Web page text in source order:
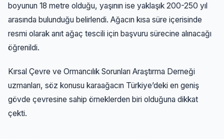
boyunun 18 metre olduğu, yaşının ise yaklaşık 200-250 yıl
arasında bulunduğu belirlendi. Ağacın kısa süre içerisinde
resmi olarak anıt ağaç tescili için başvuru sürecine alınacağı
öğrenildi.
Kırsal Çevre ve Ormancılık Sorunları Araştırma Derneği
uzmanları, söz konusu karaağacın Türkiye’deki en geniş
gövde çevresine sahip örneklerden biri olduğuna dikkat
çekti.